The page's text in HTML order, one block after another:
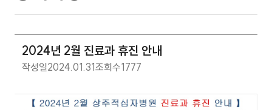
2024년 2월 진료과 휴진 안내
작성일2024.01.31조회수1777